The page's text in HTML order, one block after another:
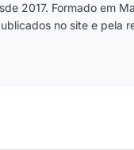
2017. Formado em
no site e pela